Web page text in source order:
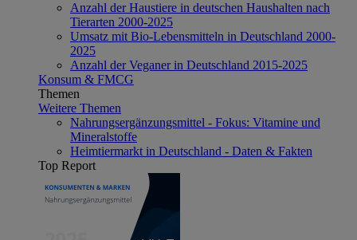
Anzahl der Haustiere in deutschen Haushalten nach
Tierarten 2000-2025
Umsatz mit Bio-Lebensmitteln in Deutschland 2000-
2025
Anzahl der Veganer in Deutschland 2015-2025
Konsum & FMCG
Themen
Weitere Themen
Nahrungsergänzungsmittel - Fokus: Vitamine und
Mineralstoffe
Heimtiermarkt in Deutschland - Daten & Fakten
Top Report